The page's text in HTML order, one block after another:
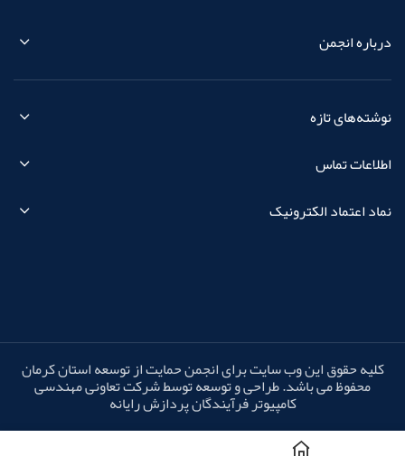
درباره انجمن
نوشته‌های تازه
اطلاعات تماس
نماد اعتماد الکترونیک
کلیه حقوق این وب سایت برای انجمن حمایت از توسعه استان کرمان
محفوظ می باشد. طراحی و توسعه توسط شرکت تعاونی مهندسی
کامپیوتر فرآیندگان پردازش رایانه